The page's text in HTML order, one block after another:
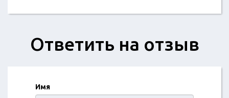
Ответить на отзыв
Имя